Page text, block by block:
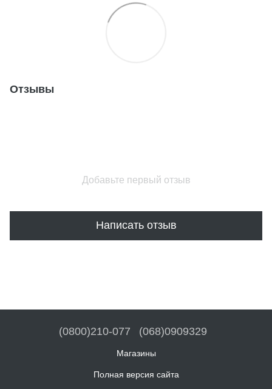
Отзывы
Добавьте первый отзыв
Написать отзыв
(0800)210-077 (068)0909329
Магазины
Полная версия сайта